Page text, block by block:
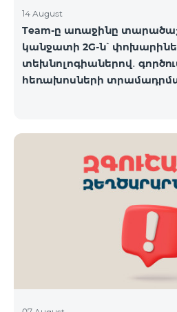
14 August
Team-ը առաջինը
կանջատի 2G-ն՝
տեխնոլոգիաներով․
հեռախոսների